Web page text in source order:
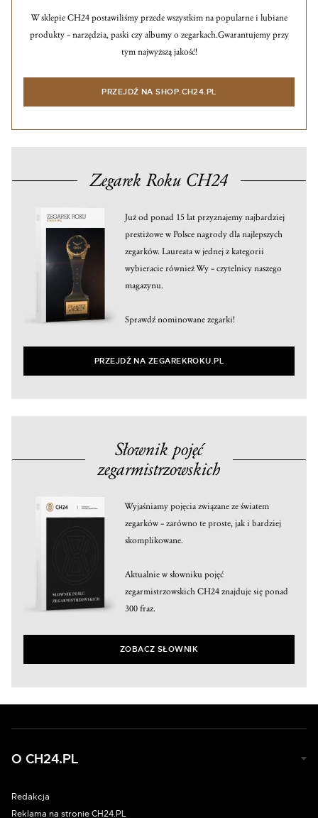
W sklepie CH24 postawiliśmy przede wszystkim na popularne i lubiane
produkty – narzędzia, paski czy albumy o zegarkach.Gwarantujemy przy
tym najwyższą jakość!
PRZEJDŹ NA SHOP.CH24.PL
Zegarek Roku CH24
Już od ponad 15 lat przyznajemy najbardziej
prestiżowe w Polsce nagrody dla najlepszych
zegarków. Laureata w jednej z kategorii
wybieracie również Wy – czytelnicy naszego
magazynu.
Sprawdź nominowane zegarki!
PRZEJDŹ NA ZEGAREKROKU.PL
Słownik pojęć
zegarmistrzowskich
Wyjaśniamy pojęcia związane ze światem
zegarków – zarówno te proste, jak i bardziej
skomplikowane.
Aktualnie w słowniku pojęć
zegarmistrzowskich CH24 znajduje się ponad
300 fraz.
ZOBACZ SŁOWNIK
O CH24.PL
Redakcja
Reklama na stronie CH24.PL